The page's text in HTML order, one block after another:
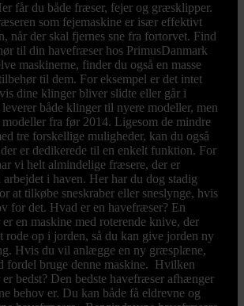
får du både fræser, fejer og græsklipper.
som fejemaskine er især effektivt
når der skal fjernes sne fra fortorvet. Find
til din havefræser hos PrimusDanmark
maskinerne, finder du også en masse
til dem. For eksempel er det intet
dine klinger bliver slidte eller går i
både klinger til nyere modeller, men
fra før 2014. Ligesom de mindre
tre forskellige muligheder, kan du også
er dedikerede til en enkelt funktion. For
vi helt almindelige fræsere, der er
arbejdet i haven. Her har du dog stadig
at tilkøbe sneskraber eller sneslynge, hvis
for det. Hvad er en havefræser? En
en maskine med roterende knive, der
rode op i jorden, så du kan give jorden ny
Hvis du vil anlægge en ny græsplæne,
fordel bruge denne maskine. Hvilken
bedst? Den bedste havefræser afhænger
behov er. Du kan både få eldrevne og